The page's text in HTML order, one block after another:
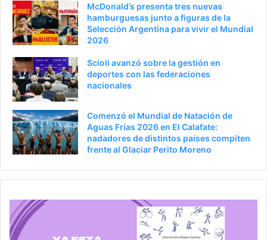
o
r
i
n
McDonald’s presenta tres nuevas
hamburguesas junto a figuras de la
Selección Argentina para vivir el Mundial
2026
Scioli avanzó sobre la gestión en
deportes con las federaciones
nacionales
Comenzó el Mundial de Natación de
Aguas Frías 2026 en El Calafate:
nadadores de distintos países compiten
frente al Glaciar Perito Moreno